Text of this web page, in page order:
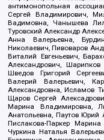
антимонопольная
Сергей Владимирович,
Вадимовна, Чанышева
Туровский Александр
Анна Валерьевна,
Николаевич, Пивоваров
Виталий Евгеньевич,
Александрович,
Шведов Григорий
Валерий Валерьевич,
Александровна, Исламов
Щаров Сергей
Марина Владимировна,
Анатольевна, Паутов Юрий
Пислакова-Паркер
Чуркина Наталья